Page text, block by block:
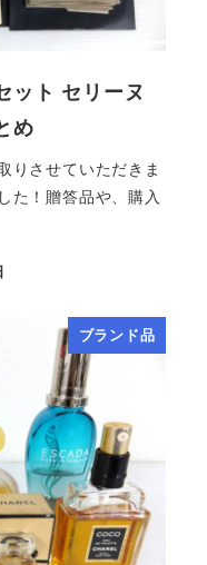
ット セリーヌ
め
りさせていただきま
た！贈答品や、購入
ブランド品